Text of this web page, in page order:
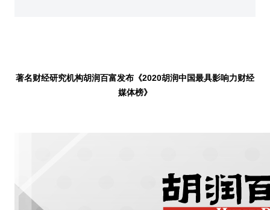
著名财经研究机构胡润百富发布《2020胡润中国最具影响力财经
媒体榜》